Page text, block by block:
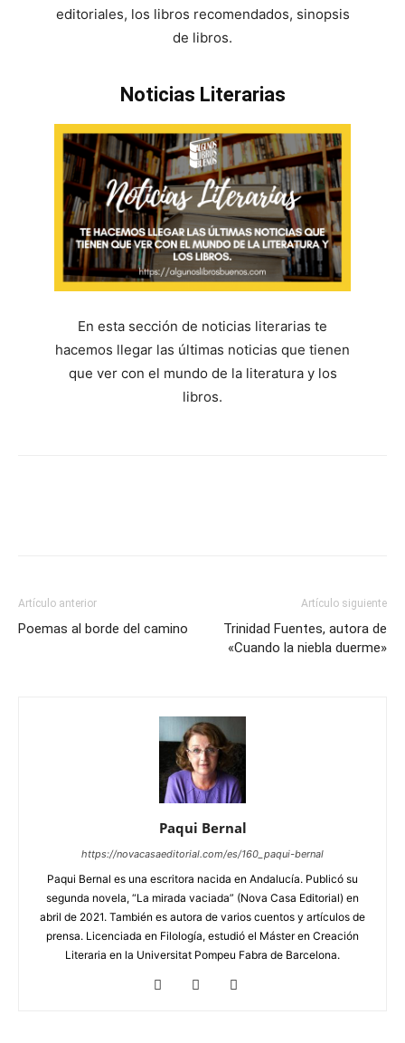
editoriales, los libros recomendados, sinopsis
de libros.
Noticias Literarias
En esta sección de noticias literarias te
hacemos llegar las últimas noticias que tienen
que ver con el mundo de la literatura y los
libros.
Artículo anterior
Poemas al borde del camino
Artículo siguiente
Trinidad Fuentes, autora de
«Cuando la niebla duerme»
Paqui Bernal
https://novacasaeditorial.com/es/160_paqui-bernal
Paqui Bernal es una escritora nacida en Andalucía. Publicó su
segunda novela, “La mirada vaciada” (Nova Casa Editorial) en
abril de 2021. También es autora de varios cuentos y artículos de
prensa. Licenciada en Filología, estudió el Máster en Creación
Literaria en la Universitat Pompeu Fabra de Barcelona.